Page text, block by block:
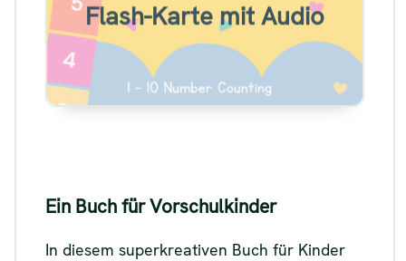
Flash-Karte mit Audio
Siehe
Ein Buch für Vorschulkinder
In diesem superkreativen Buch für Kinder